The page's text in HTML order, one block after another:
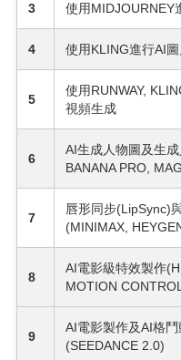
3 使用MIDJOURNEY
4 使用KLING進行AI
5
使用RUNWAY,
視頻生成
6
AI生成人物圖及生
BANANA PRO,
7
唇形同步(LipSync)
(MINIMAX,
8
AI電影級特效製作
MOTION
9
AI電影製作及AI格
(SEEDANCE 2.0)